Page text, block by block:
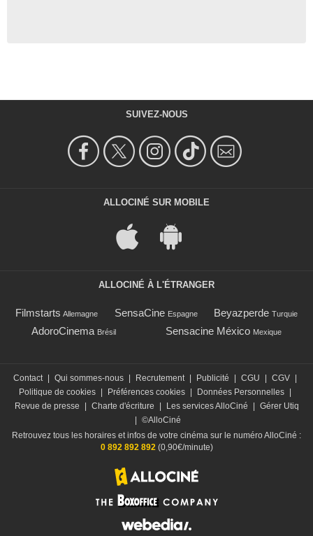
SUIVEZ-NOUS
ALLOCINÉ SUR MOBILE
ALLOCINÉ À L'ÉTRANGER
Filmstarts Allemagne SensaCine Espagne Beyazperde Turquie
AdoroCinema Brésil Sensacine México Mexique
Contact Qui sommes-nous Recrutement Publicité CGU CGV
Politique de cookies
Préférences cookies Données Personnelles
Revue de presse
Charte d'écriture Les services AlloCiné
Gérer Utiq
©AlloCiné
Retrouvez tous les horaires et infos de votre cinéma sur le numéro AlloCiné :
0 892 892 892(0,90€/minute)